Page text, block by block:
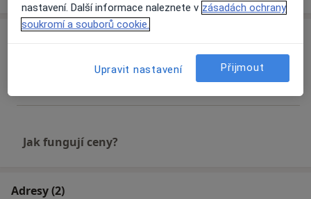
Vyšetření pohybového aparátu
Objednat se
Jak fungují ceny?
Adresy (2)
nastavení. Další informace naleznete v zásadách ochrany
soukromí a souborů cookie.
Upravit nastavení Přijmout